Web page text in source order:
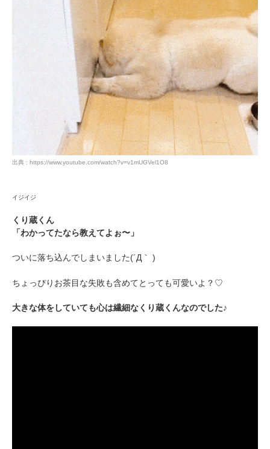
出典 : https://www.youtube.com/watch?v=v1mUGVel1O8
イジイジ
くり蔵くん
ㅤㅤ「わかってたなら教えてよぉ〜」
ついに落ち込んでしまいました(´Д｀ )
ちょっぴりお茶目な失敗も含めてとっても可愛いよ？♡
大きな体をしていても心は繊細なくり蔵くんなのでした♪